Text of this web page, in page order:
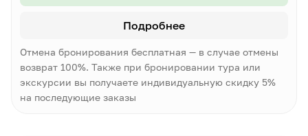
Подробнее
Отмена бронирования бесплатная — в случае отмены
возврат 100%. Также при бронировании тура или
экскурсии вы получаете индивидуальную скидку 5%
на последующие заказы